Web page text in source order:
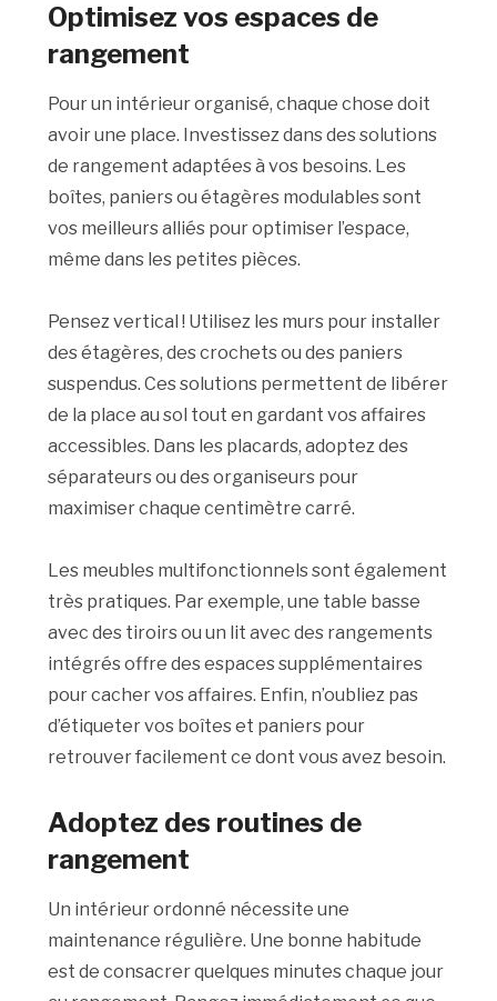
Optimisez vos espaces de
rangement
Pour un intérieur organisé, chaque chose doit
avoir une place. Investissez dans des solutions
de rangement adaptées à vos besoins. Les
boîtes, paniers ou étagères modulables sont
vos meilleurs alliés pour optimiser l’espace,
même dans les petites pièces.
Pensez vertical ! Utilisez les murs pour installer
des étagères, des crochets ou des paniers
suspendus. Ces solutions permettent de libérer
de la place au sol tout en gardant vos affaires
accessibles. Dans les placards, adoptez des
séparateurs ou des organiseurs pour
maximiser chaque centimètre carré.
Les meubles multifonctionnels sont également
très pratiques. Par exemple, une table basse
avec des tiroirs ou un lit avec des rangements
intégrés offre des espaces supplémentaires
pour cacher vos affaires. Enfin, n’oubliez pas
d’étiqueter vos boîtes et paniers pour
retrouver facilement ce dont vous avez besoin.
Adoptez des routines de
rangement
Un intérieur ordonné nécessite une
maintenance régulière. Une bonne habitude
est de consacrer quelques minutes chaque jour